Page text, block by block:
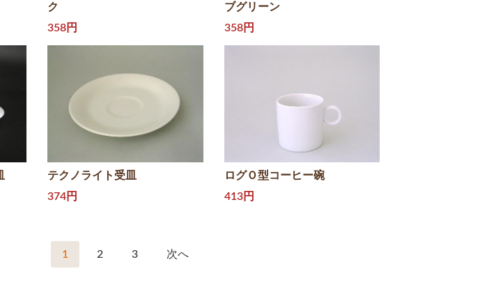
ク
358円
ブグリーン
358円
テクノライト受皿
374円
ログＯ型コーヒー碗
413円
1 2 3 次へ